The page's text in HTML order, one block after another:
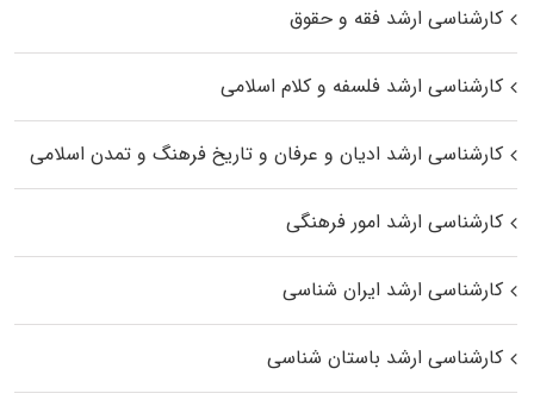
کارشناسی ارشد فقه و حقوق
کارشناسی ارشد فلسفه و کلام اسلامی
کارشناسی ارشد ادیان و عرفان و تاریخ فرهنگ و تمدن اسلامی
کارشناسی ارشد امور فرهنگی
کارشناسی ارشد ایران شناسی
کارشناسی ارشد باستان شناسی